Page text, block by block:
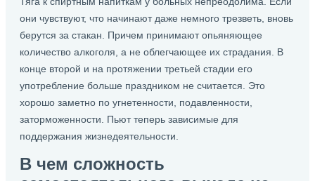
они чувствуют, что начинают даже немного трезветь, вновь
берутся за стакан. Причем принимают опьяняющее
количество алкоголя, а не облегчающее их страдания. В
конце второй и на протяжении третьей стадии его
употребление больше праздником не считается. Это
хорошо заметно по угнетенности, подавленности,
заторможенности. Пьют теперь зависимые для
поддержания жизнедеятельности.
В чем сложность